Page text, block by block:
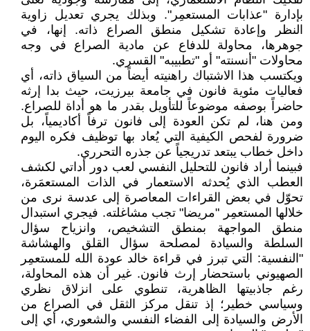
بإدارة "عذابات المستعمِر". وبذلك يجري تعديل زاوية
النظر وإعادة تشكيل منطق الصراع ذاته. إنها، في
جوهرها، محاولة للدفاع عن مادية الصراع في وجه
محاولات "أنسنته" أو "تطبيبه" القسري.
ويكتسب هذا الاشتباك راهنيته أيضاً من السياق ذاته، أي
فعاليات مئوية فانون في جامعة بيرزيت، حيث بدا إرثه
حاضراً بوصفه موضوعاً للتأويل بقدر ما هو أداة للصراع.
ومن هنا، لم تكن العودة إلى فانون ترفاً أكاديمياً، بل
ضرورة لفحص الكيفية التي يُعاد بها توظيف فكره اليوم
داخل خطاب يبتعد تدريجياً عن جذره التحرري.
فبينما أراد فانون للتحليل النفسي لعب دور أداتي لكشف
العطب الذي يُحدثه الاستعمار في الذات المستعمَرة،
تحوّل في بعض القراءات المعاصرة إلى عدسة نرى من
خلالها المستعمِر "مريضا" تجب مشاغلته. فيجري استبدال
منطق المواجهة بمنطق التشخيص، وانزياح سؤال
السلطة والسيادة لمصلحة سؤال القلق والهشاشة
"النفسية: التي تبرز في قراءة خالد عودة الله للمستعمِر
الصهيوني باستحضار إرث فانون. غير أن هذه المحاولة،
رغم جاذبيتها الظاهرية، تنطوي على انزلاق نظري
وسياسي خطير؛ إذ تنقل مركز الثقل في الصراع من
الأرض والسيادة إلى الفضاء النفسي والشعوري، أي إلى